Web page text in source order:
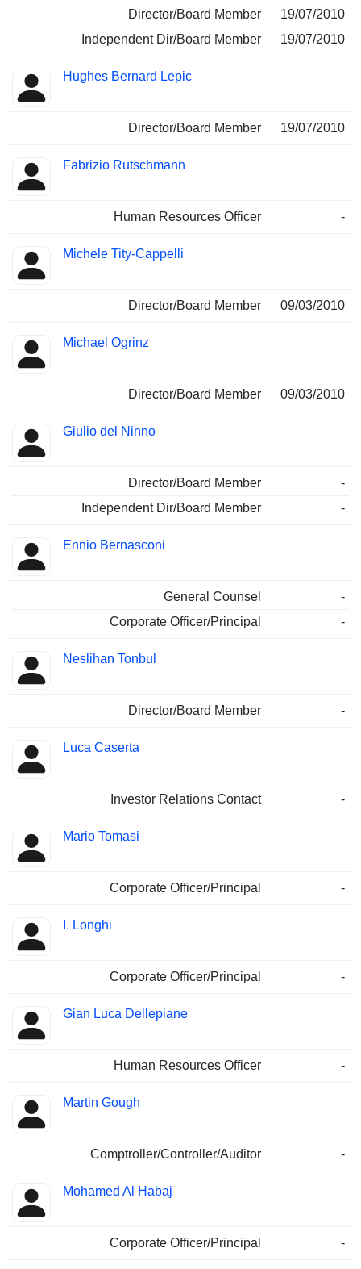
Director/Board Member
19/07/2010
Independent Dir/Board Member
19/07/2010
Hughes Bernard Lepic
Director/Board Member 19/07/2010
Fabrizio Rutschmann
Human Resources Officer -
Michele Tity-Cappelli
Director/Board Member 09/03/2010
Michael Ogrinz
Director/Board Member 09/03/2010
Giulio del Ninno
Director/Board Member
-
Independent Dir/Board Member
-
Ennio Bernasconi
General Counsel
-
Corporate Officer/Principal
-
Neslihan Tonbul
Director/Board Member -
Luca Caserta
Investor Relations Contact -
Mario Tomasi
Corporate Officer/Principal -
I. Longhi
Corporate Officer/Principal -
Gian Luca Dellepiane
Human Resources Officer -
Martin Gough
Comptroller/Controller/Auditor -
Mohamed Al Habaj
Corporate Officer/Principal -